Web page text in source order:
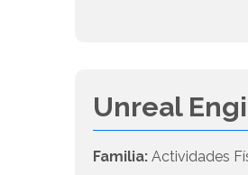
Unreal
Familia: Actividades